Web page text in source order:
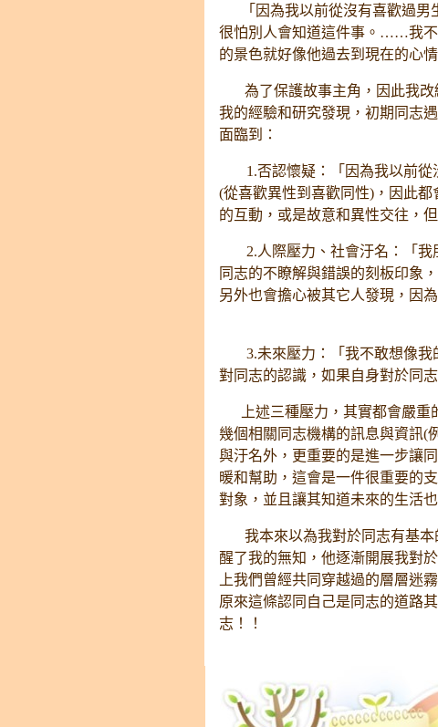
「因為我以前從沒有喜歡過男
很怕別人會知道這件事。……我不
的景色就好像他過去到現在的心
為了保護故事主角，因此我改
我的經驗和研究發現，初期同志
面臨到：
1.否認懷疑：「因為我以前從
(從喜歡異性到喜歡同性)，因此
的互動，或是故意和異性交往，
2.人際壓力、社會汙名：「我
同志的不瞭解與錯誤的刻板印象
另外也會擔心被其它人發現，因
3.未來壓力：「我不敢想像我
對同志的認識，如果自身對於同
上述三種壓力，其實都會嚴重
幾個相關同志機構的訊息與資訊(
與汙名外，更重要的是進一步讓
暖和幫助，這會是一件很重要的
對象，並且讓其知道未來的生活
我本來以為我對於同志有基本
醒了我的無知，他逐漸開展我對
上我們曾經共同穿越過的層層迷
原來這條認同自己是同志的道路
志！！